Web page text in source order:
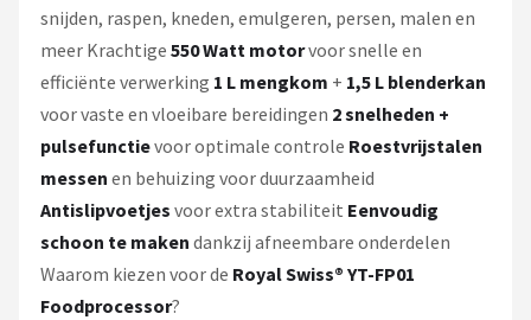
snijden, raspen, kneden, emulgeren, persen, malen en
meer Krachtige 550 Watt motorvoor snelle en
efficiënte verwerking 1 L mengkom + 1,5 L blenderkan
voor vaste en vloeibare bereidingen 2 snelheden +
pulsefunctievoor optimale controle Roestvrijstalen
messen en behuizing voor duurzaamheid
Antislipvoetjes voor extra stabiliteit Eenvoudig
schoon te maken dankzij afneembare onderdelen
Waarom kiezen voor de Royal Swiss® YT-FP01
Foodprocessor?